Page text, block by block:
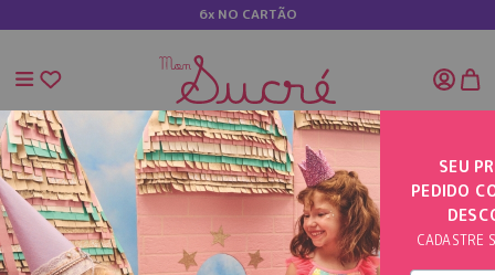
6x NO CARTÃO
INÍCIO VESTIDO ESTAMPA CACHORRINHO E LAÇO
SEU
PEDIDO
CADASTRE